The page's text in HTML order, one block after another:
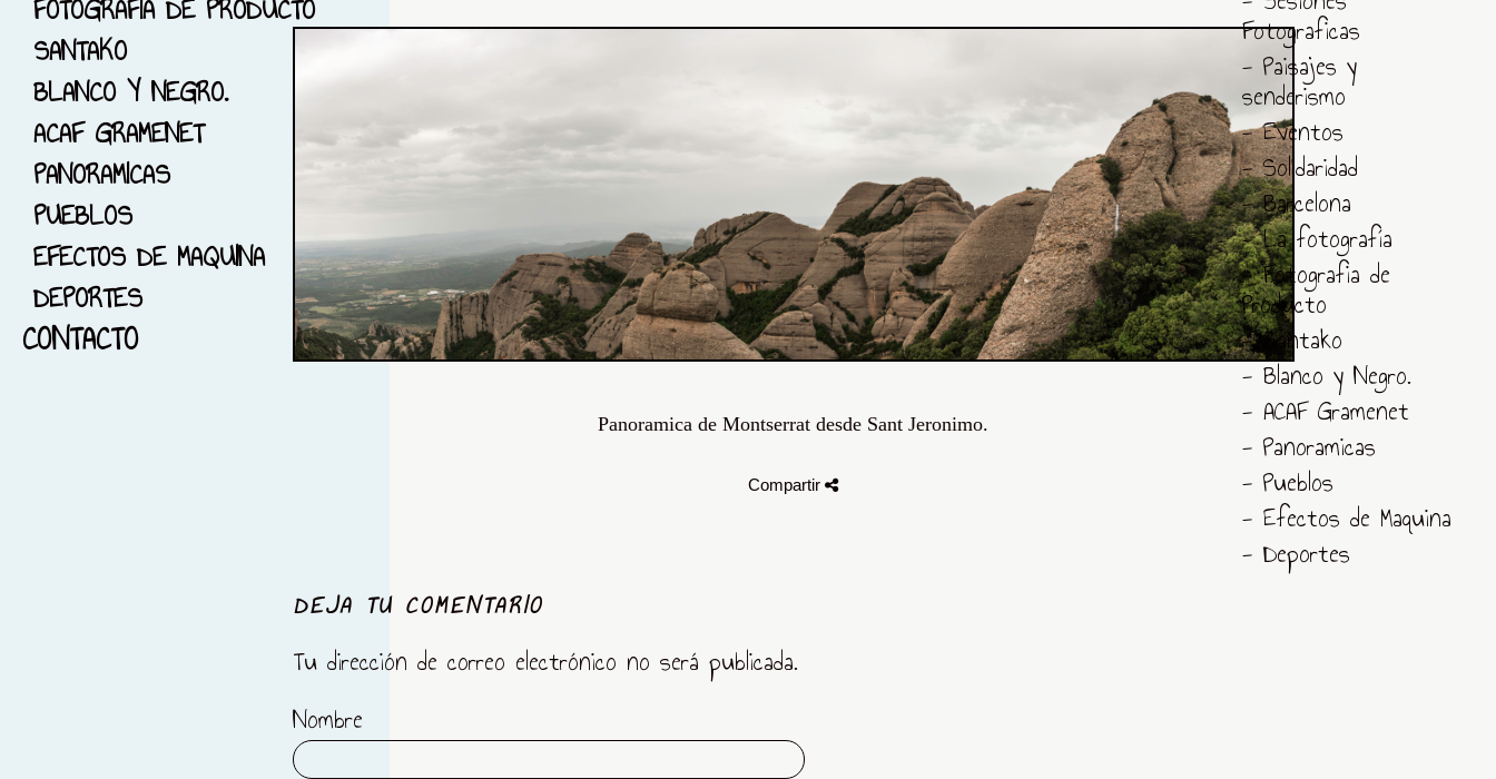
CIENCIAS
12-EL PARK GUELL
13-EL BOSC DE LES
CREUS
14-FOTOGRAFÍA DE EPOCA
15-SESIÓNES CON
MODELOS
16-PAISAJE
17-FOTOGRAFÍA PANORAMICA
26-EL AMANECER Y LOS
FOTOGRAFIA DE PRODUCTO
SANTAKO
BLANCO Y NEGRO.
ACAF GRAMENET
PANORAMICAS
PUEBLOS
EFECTOS DE MAQUINA
DEPORTES
CONTACTO
Panoramica de Montserrat desde Sant Jeronimo.
Compartir
DEJA TU COMENTARIO
Tu dirección de correo electrónico no será publicada.
Nombre
Fotograficas
- Paisajes y
senderismo
- Eventos
- Solidaridad
- Barcelona
- La fotografía
- Fotografia de
Producto
- Santako
- Blanco y Negro.
- ACAF Gramenet
- Panoramicas
- Pueblos
- Efectos de Maquina
- Deportes